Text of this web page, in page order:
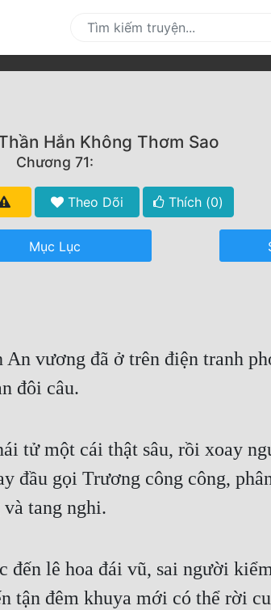
Hắn Không Thơm Sao
Chương 71:
Theo Dõi Thích (0)
Mục Lục
vương đã ở trên điện tranh
đôi câu.
tử một cái thật sâu, rồi xoay
đầu gọi Trương công công,
tang nghi.
đến lê hoa đái vũ, sai người
tận đêm khuya mới có thể rời